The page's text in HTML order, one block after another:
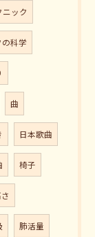
ニック
科学
曲
日本歌曲
椅子
肺活量